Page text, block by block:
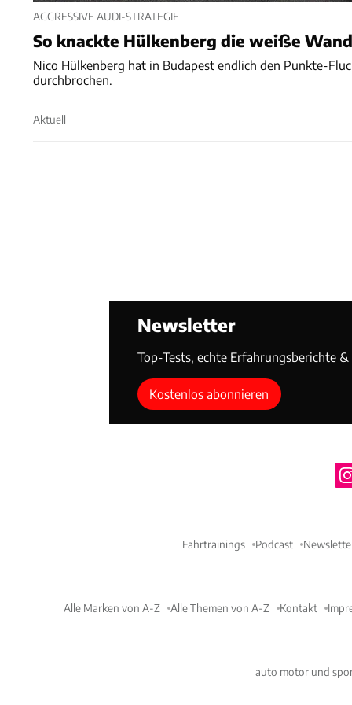
AGGRESSIVE AUDI-STRATEGIE
So knackte Hülkenberg die weiße Wand
Nico Hülkenberg hat in Budapest endlich den Punkte-
durchbrochen.
Aktuell
Newsletter
Top-Tests, echte Erfahrungsberichte
Kostenlos abonnieren
Fahrtrainings Podcast
Alle Marken von A-Z Alle Themen von A-Z Kontakt
auto motor und